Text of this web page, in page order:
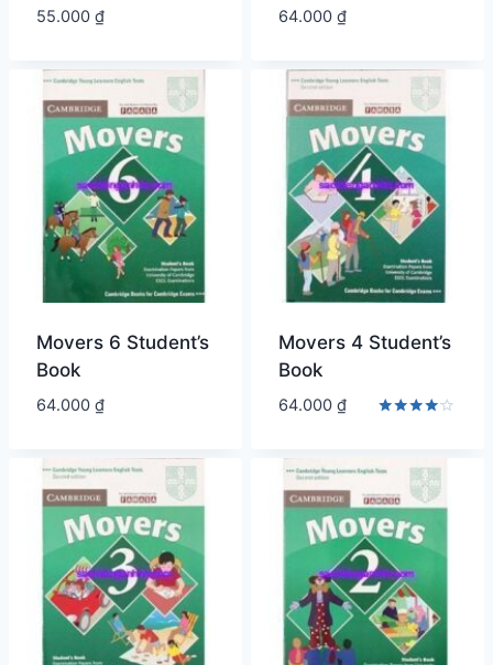
55.000 ₫ 64.000 ₫
Movers 6 Student’s
Book
64.000 ₫
Movers 4 Student’s
Book
5 sao
64.000 ₫